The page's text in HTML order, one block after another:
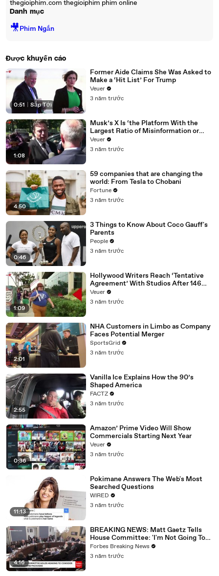
thegioiphim.com thegioiphim phim online
Danh mục
🎥Phim Ngắn
Được khuyến cáo
0:51 Sắp Tới
Former Aide Claims She Was Asked to
Make a ‘Hit List’ For Trump
Veuer
3 năm trước
1:08
Musk’s X Is ‘the Platform With the
Largest Ratio of Misinformation or
Disinformation’ Amongst All Social
Media Platforms
Veuer
3 năm trước
4:50
59 companies that are changing the
world: From Tesla to Chobani
Fortune
3 năm trước
0:46
3 Things to Know About Coco Gauff's
Parents
People
3 năm trước
1:09
Hollywood Writers Reach ‘Tentative
Agreement’ With Studios After 146
Day Strike
Veuer
3 năm trước
2:01
NHA Customers in Limbo as Company
Faces Potential Merger
SportsGrid
3 năm trước
2:55
Vanilla Ice Explains How the 90’s
Shaped America
FACTZ
3 năm trước
0:36
Amazon’ Prime Video Will Show
Commercials Starting Next Year
Veuer
3 năm trước
11:13
Pokimane Answers The Web's Most
Searched Questions
WIRED
3 năm trước
4:16
BREAKING NEWS: Matt Gaetz Tells
House Committee: 'I'm Not Going To
Vote For A Continuing Resolution'
Forbes Breaking News
3 năm trước